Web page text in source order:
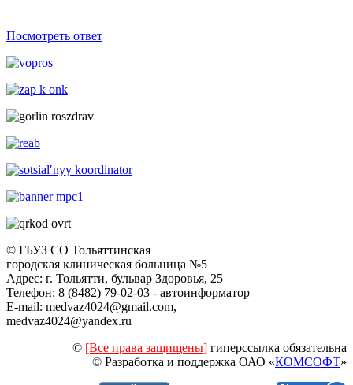
Посмотреть ответ
© ГБУЗ СО Тольяттинская
городская клиническая больница №5
Адрес: г. Тольятти, бульвар Здоровья, 25
Телефон: 8 (8482) 79-02-03 - автоинформатор
E-mail: medvaz4024@gmail.com,
medvaz4024@yandex.ru
© [Все права защищены] гиперссылка обязательна
© Разработка и поддержка ОАО «КОМСОФТ»